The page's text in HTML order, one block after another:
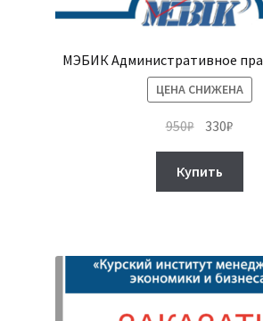
МЭБИК Административное
ЦЕНА СНИЖЕНА
950₽
цена
составляла
950₽.
330₽
цена:
Купить